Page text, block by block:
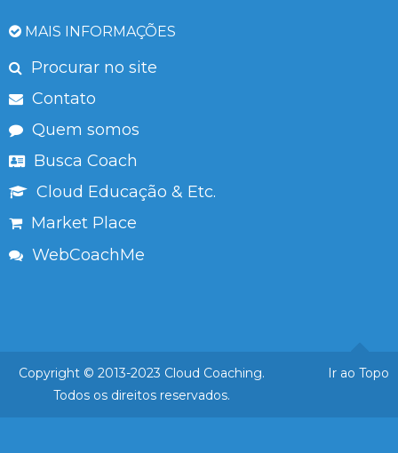
MAIS INFORMAÇÕES
Procurar no site
Contato
Quem somos
Busca Coach
Cloud Educação & Etc.
Market Place
WebCoachMe
Ir ao Topo
Copyright © 2013-2023 Cloud Coaching.
Todos os direitos reservados.